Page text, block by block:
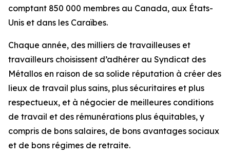
comptant 850 000 membres au Canada, aux États-
Unis et dans les Caraïbes.
Chaque année, des milliers de travailleuses et
travailleurs choisissent d’adhérer au Syndicat des
Métallos en raison de sa solide réputation à créer des
lieux de travail plus sains, plus sécuritaires et plus
respectueux, et à négocier de meilleures conditions
de travail et des rémunérations plus équitables, y
compris de bons salaires, de bons avantages sociaux
et de bons régimes de retraite.